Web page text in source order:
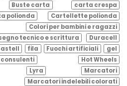
Buste carta
carta crespa
polionda
Cartellette polionda
Colori per bambini e ragazzi
tecnico e scrittura
Duracell
fila Fuochi artificiali
gel
Hot Wheels
Lyra
Marcatori
Marcatori indelebili colorati